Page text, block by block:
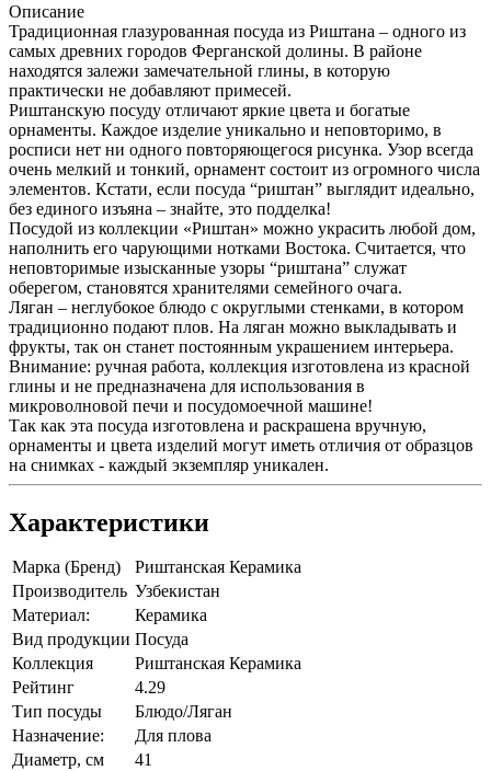
Описание
Традиционная глазурованная посуда из Риштана – одного из
самых древних городов Ферганской долины. В районе
находятся залежи замечательной глины, в которую
практически не добавляют примесей.
Риштанскую посуду отличают яркие цвета и богатые
орнаменты. Каждое изделие уникально и неповторимо, в
росписи нет ни одного повторяющегося рисунка. Узор всегда
очень мелкий и тонкий, орнамент состоит из огромного числа
элементов. Кстати, если посуда “риштан” выглядит идеально,
без единого изъяна – знайте, это подделка!
Посудой из коллекции «Риштан» можно украсить любой дом,
наполнить его чарующими нотками Востока. Считается, что
неповторимые изысканные узоры “риштана” служат
оберегом, становятся хранителями семейного очага.
Ляган – неглубокое блюдо с округлыми стенками, в котором
традиционно подают плов. На ляган можно выкладывать и
фрукты, так он станет постоянным украшением интерьера.
Внимание: ручная работа, коллекция изготовлена из красной
глины и не предназначена для использования в
микроволновой печи и посудомоечной машине!
Так как эта посуда изготовлена и раскрашена вручную,
орнаменты и цвета изделий могут иметь отличия от образцов
на снимках - каждый экземпляр уникален.
Характеристики
Марка (Бренд)
Риштанская Керамика
Производитель Узбекистан
Материал:
Керамика
Вид продукции Посуда
Коллекция
Риштанская Керамика
Рейтинг
4.29
Тип посуды
Блюдо/Ляган
Назначение:
Для плова
Диаметр, см
41